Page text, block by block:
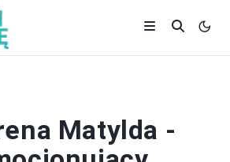
Matylda -